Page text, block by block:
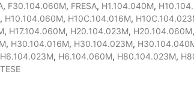
, F30.104.060M, FRESA, H1.104.040M,
, H10.104.060M, H10C.104.016M,
, H17.104.060M, H20.104.023M, H20.104.060M,
, H30.104.016M, H30.104.023M,
H6.104.023M, H6.104.060M, H80.104.023M,